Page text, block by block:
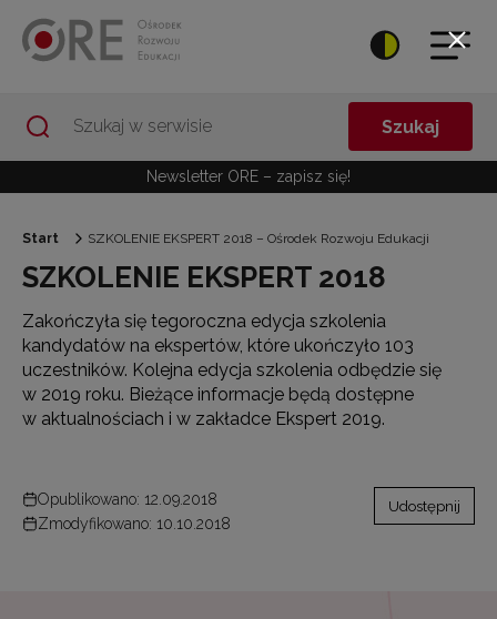
Szukaj
Newsletter ORE – zapisz się!
Start SZKOLENIE EKSPERT 2018 – Ośrodek Rozwoju Edukacji
SZKOLENIE EKSPERT 2018
Zakończyła się tegoroczna edycja szkolenia
kandydatów na ekspertów, które ukończyło 103
uczestników. Kolejna edycja szkolenia odbędzie się
w 2019 roku. Bieżące informacje będą dostępne
w aktualnościach i w zakładce Ekspert 2019.
Opublikowano: 12.09.2018
Zmodyfikowano: 10.10.2018
Udostępnij